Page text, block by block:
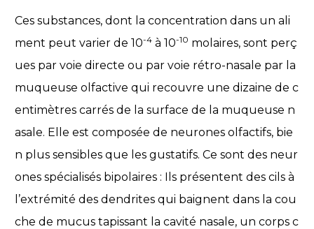
Ces substances, dont la concentration dans un ali
ment peut varier de 10-4à 10-10 molaires, sont perç
ues par voie directe ou par voie rétro-nasale par la
muqueuse olfactive qui recouvre une dizaine de c
entimètres carrés de la surface de la muqueuse n
asale. Elle est composée de neurones olfactifs, bie
n plus sensibles que les gustatifs. Ce sont des neur
ones spécialisés bipolaires : Ils présentent des cils à
l’extrémité des dendrites qui baignent dans la cou
che de mucus tapissant la cavité nasale, un corps c